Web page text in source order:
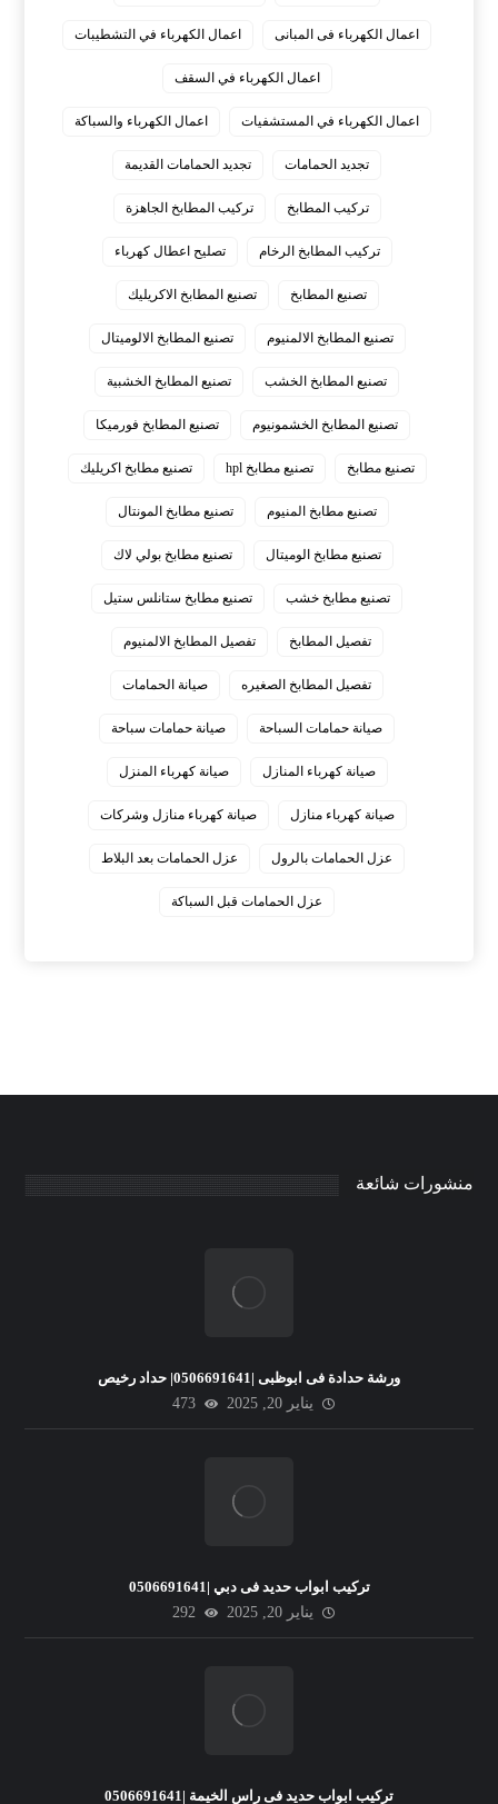
اعمال الكهرباء فى المبانى اعمال الكهرباء في التشطيبات
اعمال الكهرباء في السقف
اعمال الكهرباء في المستشفيات اعمال الكهرباء والسباكة
تجديد الحمامات تجديد الحمامات القديمة
تركيب المطابخ تركيب المطابخ الجاهزة
تركيب المطابخ الرخام تصليح اعطال كهرباء
تصنيع المطابخ تصنيع المطابخ الاكريليك
تصنيع المطابخ الالمنيوم تصنيع المطابخ الالوميتال
تصنيع المطابخ الخشب تصنيع المطابخ الخشبية
تصنيع المطابخ الخشمونيوم تصنيع المطابخ فورميكا
تصنيع مطابخ تصنيع مطابخ hpl تصنيع مطابخ اكريليك
تصنيع مطابخ المنيوم تصنيع مطابخ المونتال
تصنيع مطابخ الوميتال تصنيع مطابخ بولي لاك
تصنيع مطابخ خشب تصنيع مطابخ ستانلس ستيل
تفصيل المطابخ تفصيل المطابخ الالمنيوم
تفصيل المطابخ الصغيره صيانة الحمامات
صيانة حمامات السباحة صيانة حمامات سباحة
صيانة كهرباء المنازل صيانة كهرباء المنزل
صيانة كهرباء منازل صيانة كهرباء منازل وشركات
عزل الحمامات بالرول عزل الحمامات بعد البلاط
عزل الحمامات قبل السباكة
منشورات شائعة
ورشة حدادة فى ابوظبى |0506691641| حداد رخيص
يناير 20, 2025
473
تركيب ابواب حديد فى دبي |0506691641
يناير 20, 2025
292
تركيب ابواب حديد فى راس الخيمة |0506691641